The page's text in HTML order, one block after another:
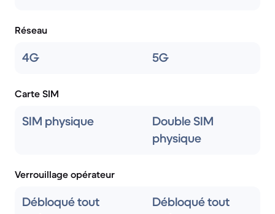
Réseau
4G 5G
Carte SIM
SIM physique
Double SIM
physique
Verrouillage opérateur
Débloqué tout
Débloqué tout